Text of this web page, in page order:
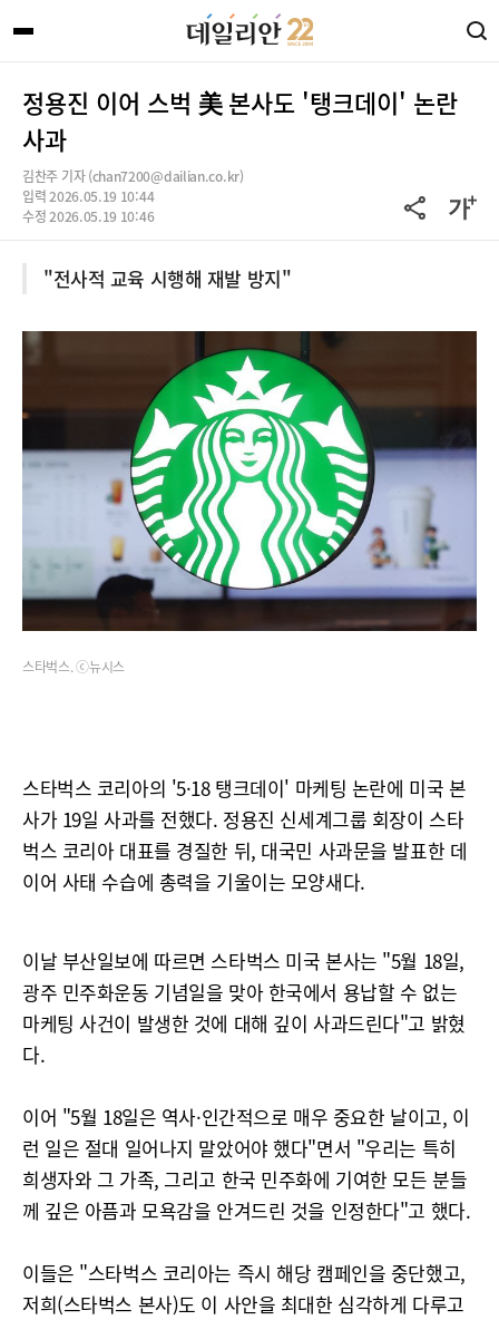
정용진 이어 스벅 美 본사도 '탱크데이' 논란
사과
김찬주 기자 (chan7200@dailian.co.kr)
입력 2026.05.19 10:44
수정 2026.05.19 10:46
"전사적 교육 시행해 재발 방지"
스타벅스. ⓒ뉴시스
스타벅스 코리아의 '5·18 탱크데이' 마케팅 논란에 미국 본
사가 19일 사과를 전했다. 정용진 신세계그룹 회장이 스타
벅스 코리아 대표를 경질한 뒤, 대국민 사과문을 발표한 데
이어 사태 수습에 총력을 기울이는 모양새다.
이날 부산일보에 따르면 스타벅스 미국 본사는 "5월 18일,
광주 민주화운동 기념일을 맞아 한국에서 용납할 수 없는
마케팅 사건이 발생한 것에 대해 깊이 사과드린다"고 밝혔
다.
이어 "5월 18일은 역사·인간적으로 매우 중요한 날이고, 이
런 일은 절대 일어나지 말았어야 했다"면서 "우리는 특히
희생자와 그 가족, 그리고 한국 민주화에 기여한 모든 분들
께 깊은 아픔과 모욕감을 안겨드린 것을 인정한다"고 했다.
이들은 "스타벅스 코리아는 즉시 해당 캠페인을 중단했고,
저희(스타벅스 본사)도 이 사안을 최대한 심각하게 다루고